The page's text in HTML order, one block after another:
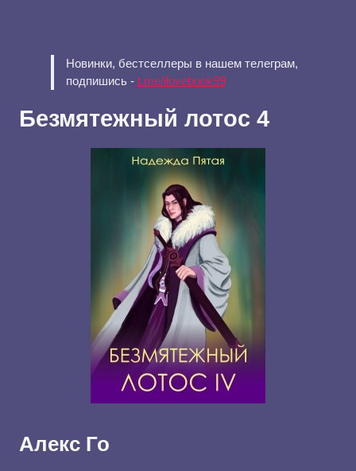
Новинки, бестселлеры в нашем телеграм,
подпишись - t.me/ilovebook99
Безмятежный лотос 4
Алекс Го